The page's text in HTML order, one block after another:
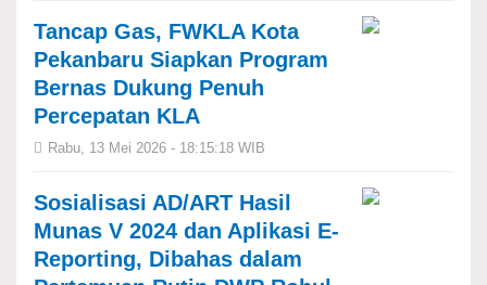
Tancap Gas, FWKLA Kota
Pekanbaru Siapkan Program
Bernas Dukung Penuh
Percepatan KLA
Rabu, 13 Mei 2026 - 18:15:18 WIB
Sosialisasi AD/ART Hasil
Munas V 2024 dan Aplikasi E-
Reporting, Dibahas dalam